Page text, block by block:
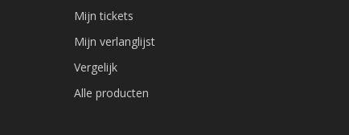
Mijn tickets
Mijn verlanglijst
Vergelijk
Alle producten